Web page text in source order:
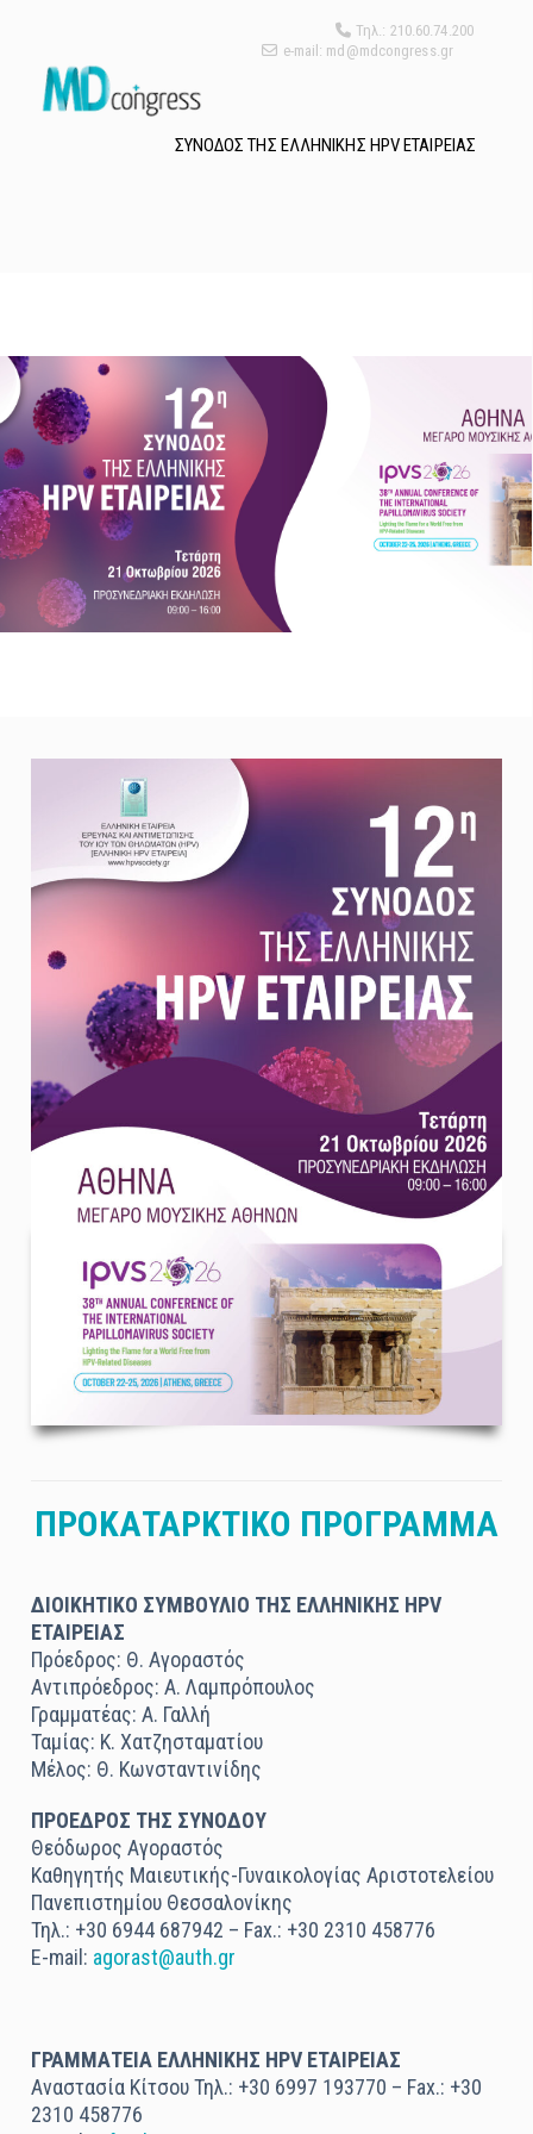
Τηλ.: 210.60.74.200
e-mail: md@mdcongress.gr
ΣΥΝΟΔΟΣ ΤΗΣ ΕΛΛΗΝΙΚΗΣ HPV ΕΤΑΙΡΕΙΑΣ
ΠΡΟΚΑΤΑΡΚΤΙΚΟ ΠΡΟΓΡΑΜΜΑ
ΔΙΟΙΚΗΤΙΚΟ ΣΥΜΒΟΥΛΙΟ ΤΗΣ ΕΛΛΗΝΙΚΗΣ HPV
ΕΤΑΙΡΕΙΑΣ
Πρόεδρος: Θ. Αγοραστός
Αντιπρόεδρος: Α. Λαμπρόπουλος
Γραμματέας: Α. Γαλλή
Ταμίας: K. Χατζησταματίου
Μέλος: Θ. Κωνσταντινίδης
ΠΡΟΕΔΡΟΣ ΤΗΣ ΣΥΝΟΔΟΥ
Θεόδωρος Αγοραστός
Καθηγητής Μαιευτικής-Γυναικολογίας Αριστοτελείου
Πανεπιστημίου Θεσσαλονίκης
Τηλ.: +30 6944 687942 – Fax.: +30 2310 458776
E-mail: agorast@auth.gr
ΓΡΑΜΜΑΤΕΙΑ ΕΛΛΗΝΙΚΗΣ HPV ΕΤΑΙΡΕΙΑΣ
Αναστασία Κίτσου Τηλ.: +30 6997 193770 – Fax.: +30
2310 458776